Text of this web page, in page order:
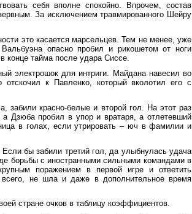
себя вполне спокойно. Впрочем, состав
За исключением травмированного Шейру
это касается марсельцев. Тем не менее, уже
опасно пробил и рикошетом от ноги
конце тайма после удара Сиссе.
электрошок для интриги. Майдана навесил во
к Павленко, который вколотил его с
забили красно-белые и второй гол. На этот раз
Дзюба пробил в упор и вратаря, а отлетевший
в голах, если утрировать – юч в фамилии и
бы забили третий гол, да улыбнулась удача
борьбы с иностранными сильными командами в
поражением в первой игре и ответить
не шла и даже в дополнительное время
стране очков в таблицу коэффициентов.